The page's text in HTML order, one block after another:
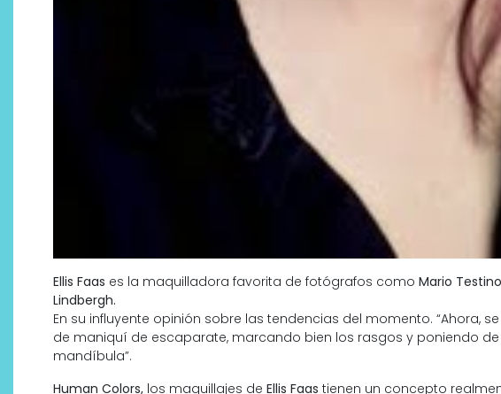
Ellis Faas es la maquilladora favorita de fotógrafos como Mario
Lindbergh.
En su influyente opinión sobre las tendencias del momento. “Ahora,
de maniquí de escaparate, marcando bien los rasgos y poniendo
mandíbula”.
Human Colors, los maquillajes de Ellis Faas tienen un concepto